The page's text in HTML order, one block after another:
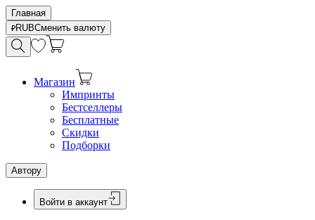
Главная
RUBСменить валюту
Магазин
Импринты
Бестселлеры
Бесплатные
Скидки
Подборки
Автору
Войти в аккаунт